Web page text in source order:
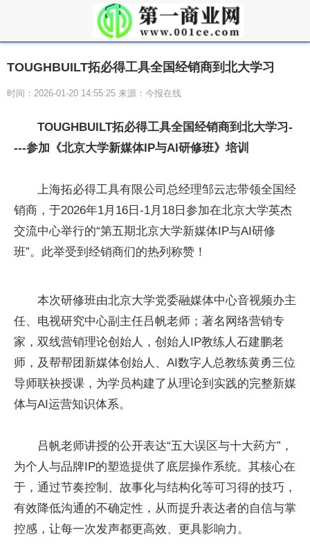
TOUGHBUILT拓必得工具全国经销商到北大学习
时间：2026-01-20 14:55:25 来源：今报在线
TOUGHBUILT拓必得工具全国经销商到北大学习 -
---参加《北京大学新媒体IP与AI研修班》培训
上海拓必得工具有限公司总经理邹云志带领全国经
销商，于2026年1月16日-1月18日参加在北京大学英杰
交流中心举行的“第五期北京大学新媒体IP与AI研修
班”。此举受到经销商们的热列称赞！
本次研修班由北京大学党委融媒体中心音视频办主
任、电视研究中心副主任吕帆老师；著名网络营销专
家，双线营销理论创始人，创始人IP教练人石建鹏老
师，及帮帮团新媒体创始人、AI数字人总教练黄勇三位
导师联袂授课，为学员构建了从理论到实践的完整新媒
体与AI运营知识体系。
吕帆老师讲授的公开表达“五大误区与十大药方”，
为个人与品牌IP的塑造提供了底层操作系统。其核心在
于，通过节奏控制、故事化与结构化等可习得的技巧，
有效降低沟通的不确定性，从而提升表达者的自信与掌
控感，让每一次发声都更高效、更具影响力。